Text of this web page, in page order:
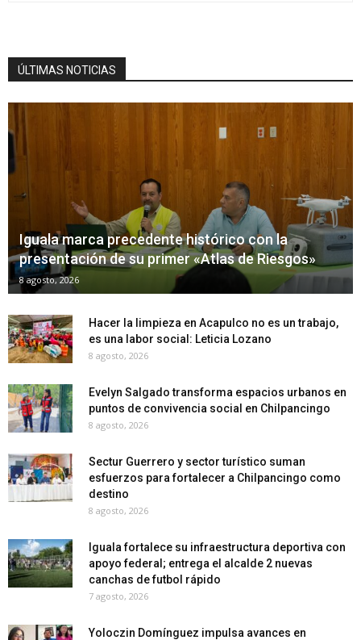
ÚLTIMAS NOTICIAS
Iguala marca precedente histórico con la
presentación de su primer «Atlas de Riesgos»
8 agosto, 2026
Hacer la limpieza en Acapulco no es un trabajo,
es una labor social: Leticia Lozano
8 agosto, 2026
Evelyn Salgado transforma espacios urbanos en
puntos de convivencia social en Chilpancingo
8 agosto, 2026
Sectur Guerrero y sector turístico suman
esfuerzos para fortalecer a Chilpancingo como
destino
8 agosto, 2026
Iguala fortalece su infraestructura deportiva con
apoyo federal; entrega el alcalde 2 nuevas
canchas de futbol rápido
7 agosto, 2026
Yoloczin Domínguez impulsa avances en